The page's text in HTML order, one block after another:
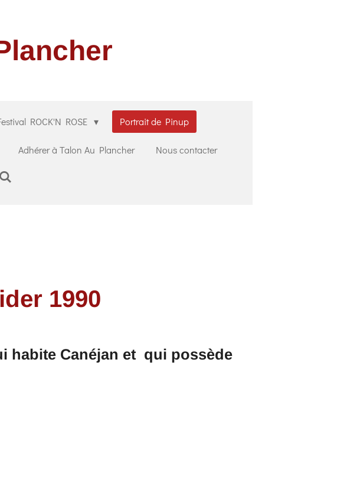
ROCK'N ROSE Portrait de Pinup
Adhérer à Talon Au Plancher Nous contacter
1990
habite Canéjan et qui possède